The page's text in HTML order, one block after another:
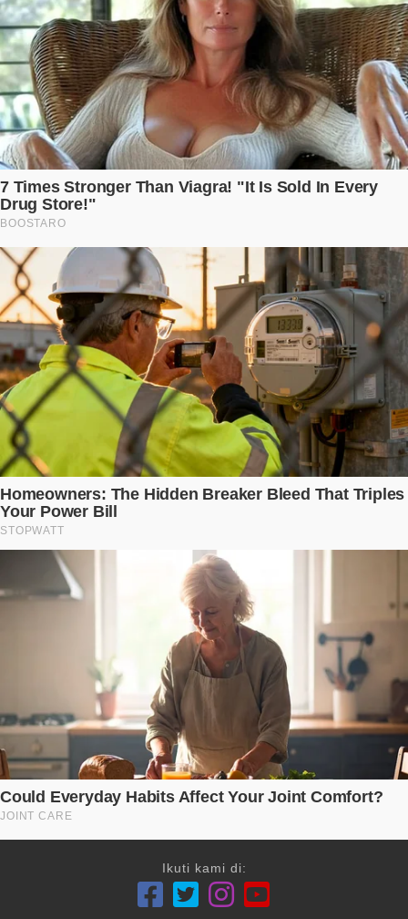
Ikuti kami di: